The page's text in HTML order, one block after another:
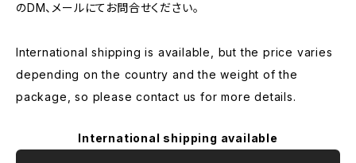
のDM、メールにてお問合せください。
International shipping is available, but the price varies
depending on the country and the weight of the
package, so please contact us for more details.
International shipping available